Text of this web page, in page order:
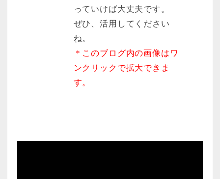
っていけば大丈夫です。
ぜひ、活用してください
ね。
＊このブログ内の画像はワ
ンクリックで拡大できま
す。